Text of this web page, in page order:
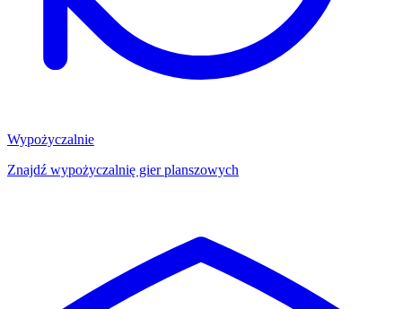
Wypożyczalnie
Znajdź wypożyczalnię gier planszowych